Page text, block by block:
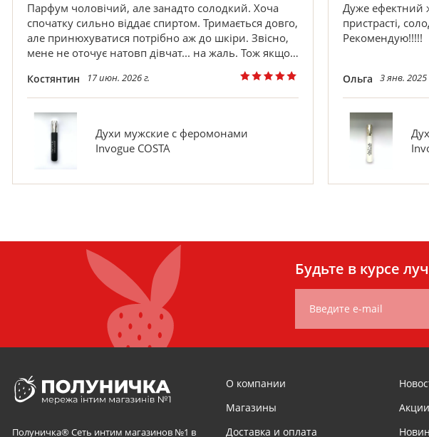
Парфум чоловічий, але занадто солодкий. Хоча
спочатку сильно віддає спиртом. Тримається довго,
але принюхуватися потрібно аж до шкіри. Звісно,
мене не оточує натовп дівчат... на жаль. Тож якщо у
вас є дівчина і вона полюбляє солодкі запахи — це
гарний варіант для інтиму. Моя порада:
використовувати такий парфум взимку, щоб не
знудило.
Костянтин 17 июн. 2026 г.
Духи мужские с феромонами
Invogue COSTA
Дуже ефектний
пристрасті,
Рекомендую!!!!!
Ольга 3 янв. 2025
Будьте в курсе
Введите e-mail
Полуничка® Сеть интим магазинов №1 в
О компании
Магазины
Доставка и оплата
Акции